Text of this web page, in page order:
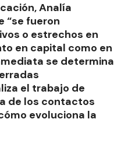
Analía
“se fueron
o estrechos en
en capital como en
se determina
el trabajo de
de los contactos
evoluciona la